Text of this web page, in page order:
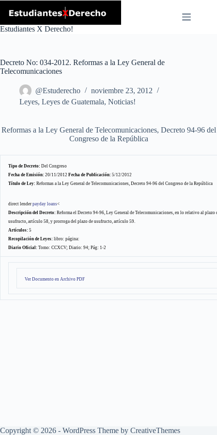
Estudiantes X Derecho!
Decreto No: 034-2012. Reformas a la Ley General de
Telecomunicaciones
@Estuderecho
noviembre 23, 2012
Leyes, Leyes de Guatemala, Noticias!
Reformas a la Ley General de Telecomunicaciones, Decreto 94-96 del
Congreso de la República
Tipo de Decreto: Del Congreso
Fecha de Emisión: 20/11/2012 Fecha de Publicación: 5/12/2012
Título de Ley: Reformas a la Ley General de Telecomunicaciones, Decreto 94-96 del Congreso de la República
direct lender payday loans<
Descripción del Decreto: Reforma el Decreto 94-96, Ley General de Telecomunicaciones, en lo relativo al plazo
usufructo, artículo 58, y prorroga del plazo de usufructo, artículo 59.
Artículos: 5
Recopilación de Leyes: libro: página:
Diario Oficial: Tomo: CCXCV; Diario: 94; Pág: 1-2
Ver Documento en Archivo PDF
Copyright © 2026 - WordPress Theme by CreativeThemes